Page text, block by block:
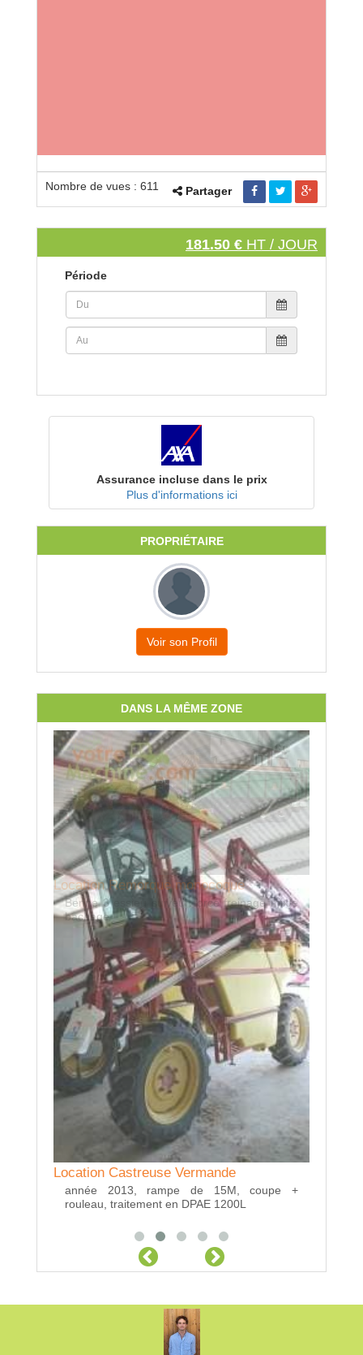
Nombre de vues : 611 Partager
181.50 € HT / JOUR
Période
Assurance incluse dans le prix
Plus d'informations ici
PROPRIÉTAIRE
Voir son Profil
DANS LA MÊME ZONE
Location Remorque monocoque
Benne 3 essieu suiveur forcé freinage mixte
bachage
Location Castreuse Vermande
année 2013, rampe de 15M, coupe +
rouleau, traitement en DPAE 1200L